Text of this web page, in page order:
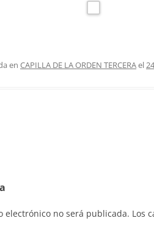
en CAPILLA DE LA ORDEN TERCERAel
electrónico no será publicada. Los